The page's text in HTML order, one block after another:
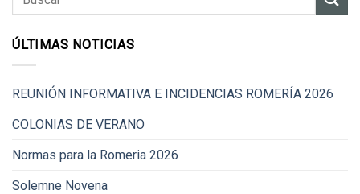
ÚLTIMAS NOTICIAS
REUNIÓN INFORMATIVA E INCIDENCIAS ROMERÍA 2026
COLONIAS DE VERANO
Normas para la Romeria 2026
Solemne Novena